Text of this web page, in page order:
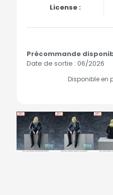
License :
Précommande
Date de sortie : 06/2026
Disponible en